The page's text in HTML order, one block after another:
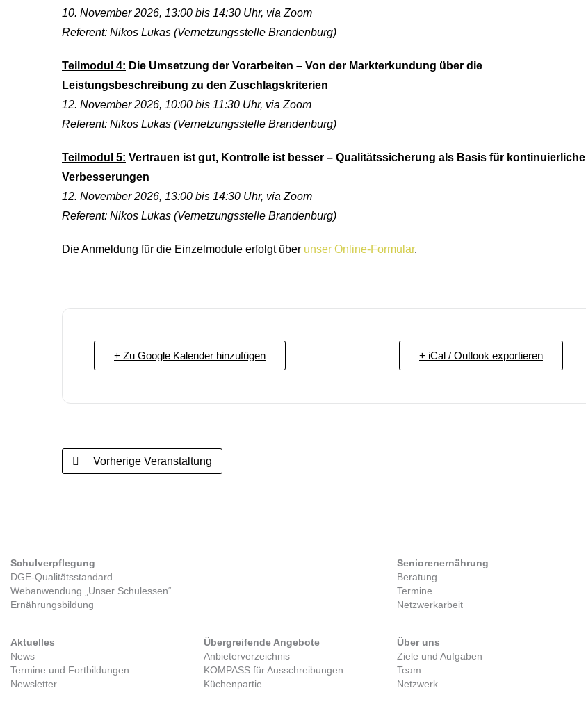
10. November 2026, 13:00 bis 14:30 Uhr, via Zoom
Referent: Nikos Lukas (Vernetzungsstelle Brandenburg)
Teilmodul 4: Die Umsetzung der Vorarbeiten – Von der Markterkundung über die
Leistungsbeschreibung zu den Zuschlagskriterien
12. November 2026, 10:00 bis 11:30 Uhr, via Zoom
Referent: Nikos Lukas (Vernetzungsstelle Brandenburg)
Teilmodul 5: Vertrauen ist gut, Kontrolle ist besser – Qualitätssicherung als Basis für kontinuierliche
Verbesserungen
12. November 2026, 13:00 bis 14:30 Uhr, via Zoom
Referent: Nikos Lukas (Vernetzungsstelle Brandenburg)
Die Anmeldung für die Einzelmodule erfolgt über unser Online-Formular.
+ Zu Google Kalender hinzufügen + iCal / Outlook exportieren
Vorherige Veranstaltung
Schulverpflegung
DGE-Qualitätsstandard
Webanwendung „Unser Schulessen“
Ernährungsbildung
Aktuelles
News
Termine und Fortbildungen
Newsletter
Übergreifende Angebote
Anbieterverzeichnis
KOMPASS für Ausschreibungen
Küchenpartie
Seniorenernährung
Beratung
Termine
Netzwerkarbeit
Über uns
Ziele und Aufgaben
Team
Netzwerk